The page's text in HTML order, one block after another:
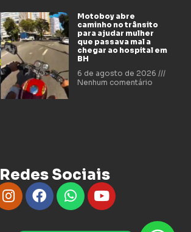
Motoboy abre
caminho no trânsito
para ajudar mulher
que passava mal a
chegar ao hospital em
BH
6 de agosto de 2026
Nenhum comentário
Redes Sociais